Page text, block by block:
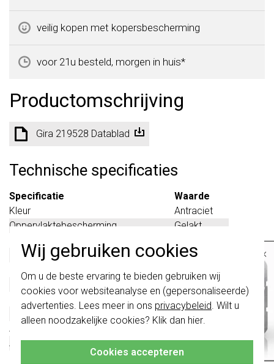
Wij gebruiken cookies
Om u de beste ervaring te bieden gebruiken wij
cookies voor websiteanalyse en (gepersonaliseerde)
advertenties. Lees meer in ons privacybeleid. Wilt u
alleen noodzakelijke cookies? Klik dan hier.
Cookies accepteren
veilig kopen met kopersbescherming
voor 21u besteld, morgen in huis*
Productomschrijving
Gira 219528 Datablad
Technische specificaties
Specificatie
Waarde
Kleur
Antraciet
Oppervlaktebescherming
Gelakt
Bussysteem KNX
Ja
Nee
Kunststof
Aantal toetsen
Andere bussystemen
Geen
Nee
×
schakelwippen zijn vernieuwd. Ze zijn
niette combineren met de schakelaars
van vóór augustus 2024.
Klik hiervoor meer informatie, zodat je